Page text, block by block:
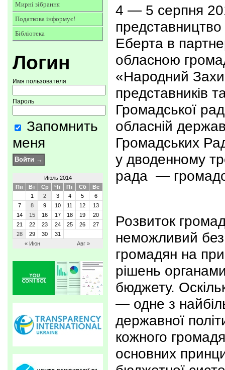
Мирні зібрання
Податкова інформує!
Бібліотека
Логин
Имя пользователя
Пароль
Запомнить
меня
Июль 2014
Пн
Вт Ср Чт Пт Сб Вс
« Июн Авг »
1 2 3 4 5
6
7
8 9 10 11 12
13
14
15 16 17 18 19
20
21
22 23 24 25 26
27
28
29 30 31
4 — 5 серпня
Еберта в
обласною
«Народний
представників
Громадської
обласній
Громадських
у дводенному
рада —
Розвиток
неможливий без
громадян на
рішень
бюджету.
— одне з
державної
кожного
основних